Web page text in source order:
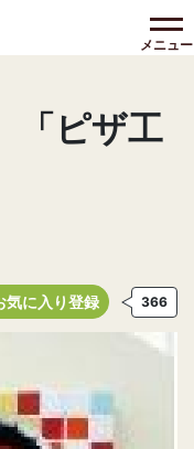
メニュー
ピザ工
気に入り登録 366